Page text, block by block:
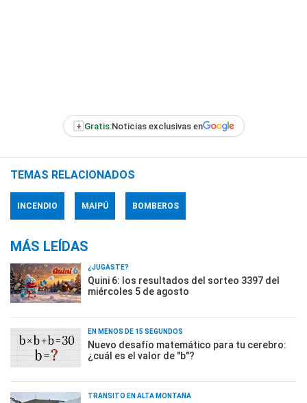
+ Gratis:Noticias exclusivas en
TEMAS RELACIONADOS
INCENDIO MAIPÚ BOMBEROS
MÁS LEÍDAS
¿JUGASTE?
Quini 6: los resultados del sorteo 3397 del
miércoles 5 de agosto
EN MENOS DE 15 SEGUNDOS
Nuevo desafío matemático para tu cerebro:
¿cuál es el valor de "b"?
TRÁNSITO EN ALTA MONTAÑA